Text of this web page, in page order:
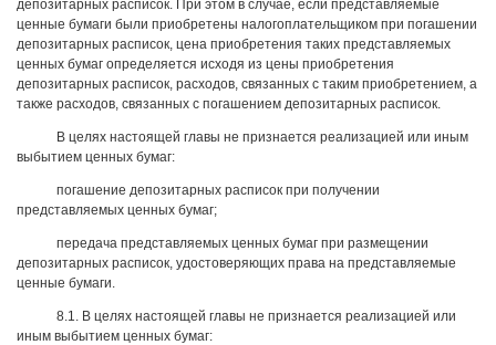
депозитарных расписок. При этом в случае, если представляемые
ценные бумаги были приобретены налогоплательщиком при погашении
депозитарных расписок, цена приобретения таких представляемых
ценных бумаг определяется исходя из цены приобретения
депозитарных расписок, расходов, связанных с таким приобретением, а
также расходов, связанных с погашением депозитарных расписок.
В целях настоящей главы не признается реализацией или иным
выбытием ценных бумаг:
погашение депозитарных расписок при получении
представляемых ценных бумаг;
передача представляемых ценных бумаг при размещении
депозитарных расписок, удостоверяющих права на представляемые
ценные бумаги.
8.1. В целях настоящей главы не признается реализацией или
иным выбытием ценных бумаг: